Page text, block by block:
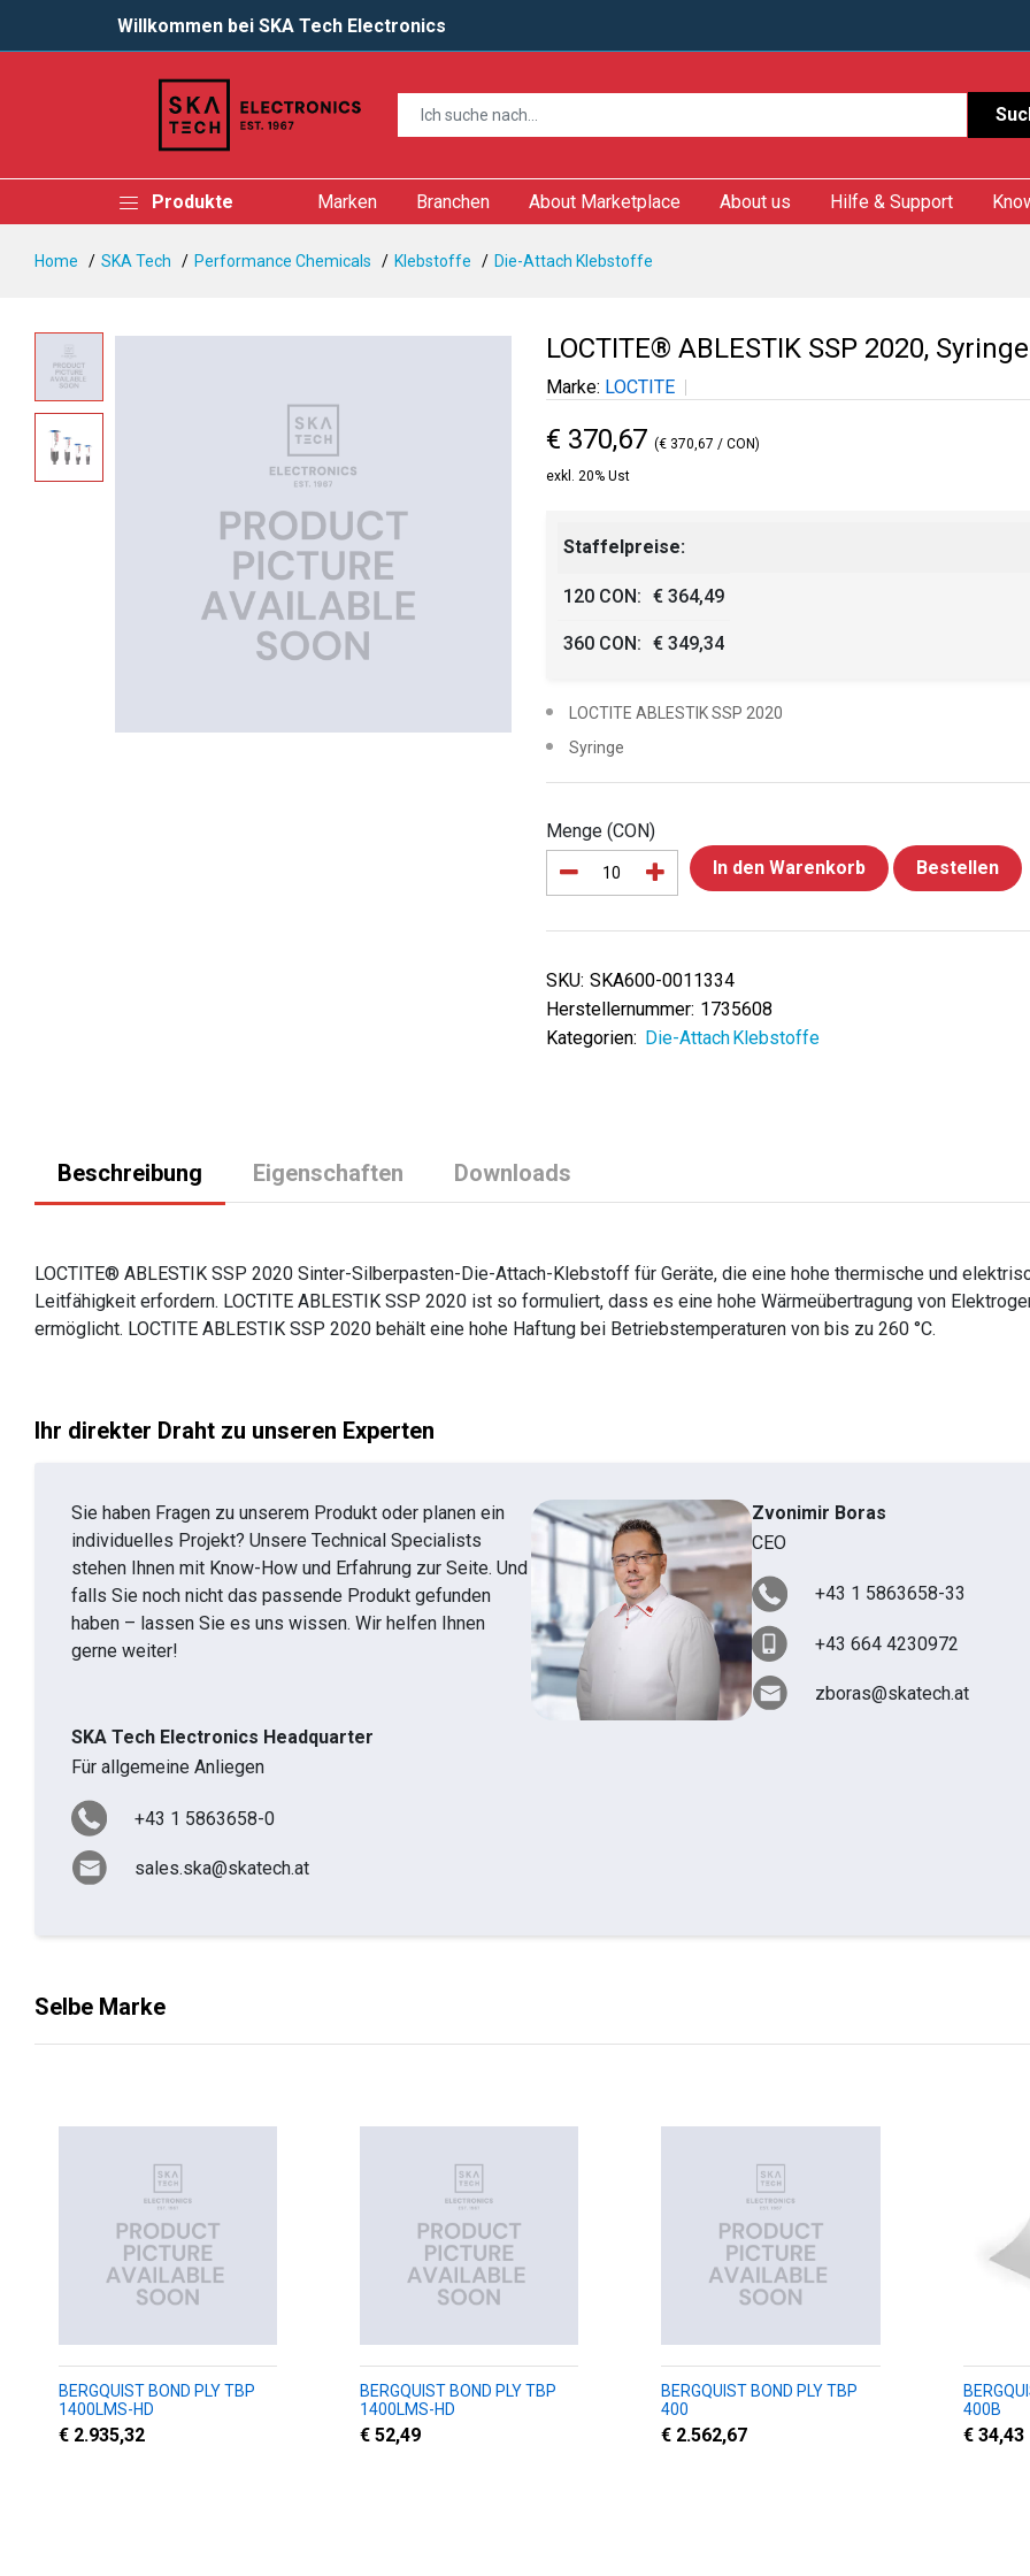
Willkommen bei SKA Tech Electronics
Produkte Marken Branchen About Marketplace About us Hilfe & Support
Home SKA Tech Performance Chemicals Klebstoffe Die-Attach Klebstoffe
LOCTITE® ABLESTIK SSP 2020, Syringe
Marke: LOCTITE
€ 370,67 (€ 370,67 / CON)
exkl. 20% Ust
Staffelpreise:
120 CON: € 364,49
360 CON: € 349,34
LOCTITE ABLESTIK SSP 2020
Syringe
Menge (CON)
In den Warenkorb
Bestellen
SKU: SKA600-0011334
Herstellernummer: 1735608
Kategorien: Die-Attach Klebstoffe
Beschreibung Eigenschaften Downloads
LOCTITE® ABLESTIK SSP 2020 Sinter-Silberpasten-Die-Attach-Klebstoff für Geräte, die eine hohe thermische und
Leitfähigkeit erfordern. LOCTITE ABLESTIK SSP 2020 ist so formuliert, dass es eine hohe Wärmeübertragung von
ermöglicht. LOCTITE ABLESTIK SSP 2020 behält eine hohe Haftung bei Betriebstemperaturen von bis zu 260 °C.
Ihr direkter Draht zu unseren Experten
Sie haben Fragen zu unserem Produkt oder planen ein
individuelles Projekt? Unsere Technical Specialists
stehen Ihnen mit Know-How und Erfahrung zur Seite. Und
falls Sie noch nicht das passende Produkt gefunden
haben – lassen Sie es uns wissen. Wir helfen Ihnen
gerne weiter!
Zvonimir Boras
CEO
+43 1 5863658-33
+43 664 4230972
zboras@skatech.at
SKA Tech Electronics Headquarter
Für allgemeine Anliegen
+43 1 5863658-0
sales.ska@skatech.at
Selbe Marke
BERGQUIST BOND PLY TBP
1400LMS-HD
€ 2.935,32
BERGQUIST BOND PLY TBP
1400LMS-HD
€ 52,49
BERGQUIST BOND PLY TBP
400
€ 2.562,67
400B
€ 34,43